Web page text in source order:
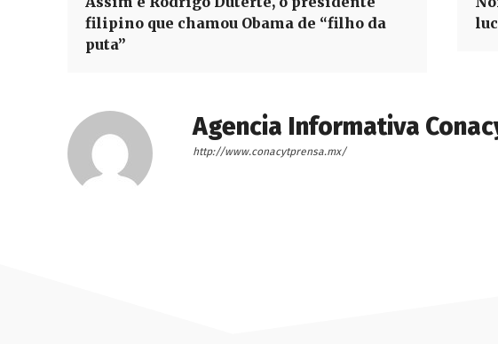
filipino que chamou Obama de “filho da
puta”
Agencia Informativa
http://www.conacytprensa.mx/